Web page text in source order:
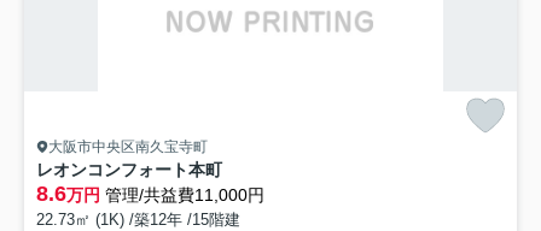
大阪市中央区南久宝寺町
レオンコンフォート本町
8.6万円 管理/共益費11,000円
22.73㎡ (1K) /築12年 /15階建